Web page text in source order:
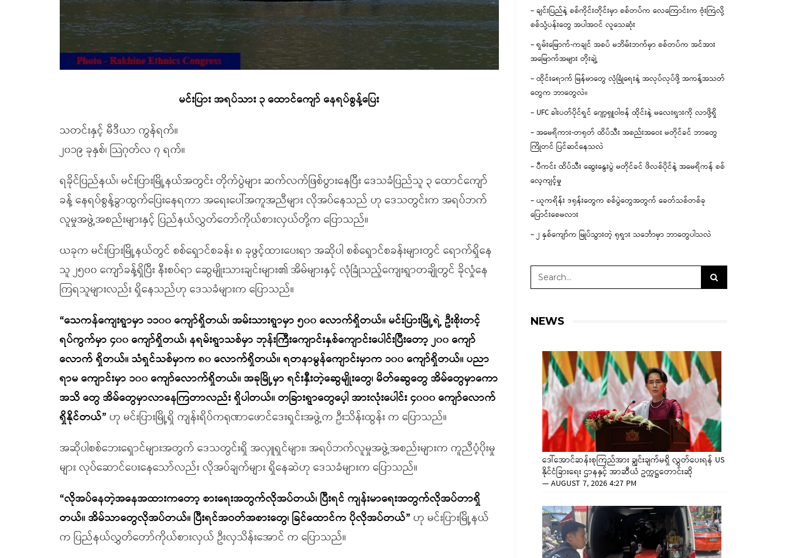
မင်းပြား အရပ်သား ၃ ထောင်ကျော် နေရပ်စွန့်ပြေး
သတင်းနှင့် မီဒီယာ ကွန်ရက်။
၂၀၁၉ ခုနှစ်၊ သြဂုတ်လ ၇ ရက်။
ရခိုင်ပြည်နယ်၊ မင်းပြားမြို့နယ်အတွင်း တိုက်ပွဲများ ဆက်လက်ဖြစ်ပွားနေပြီး ဒေသခံပြည်သူ ၃ ထောင်ကျော်
ခန့် နေရပ်စွန့်ခွာထွက်ပြေးနေရကာ အရေးပေါ်အကူအညီများ လိုအပ်နေသည် ဟု ဒေသတွင်းက အရပ်ဘက်
လူမှုအဖွဲ့အစည်းများနှင့် ပြည်နယ်လွှတ်တော်ကိုယ်စားလှယ်တို့က ပြောသည်။
ယခုက မင်းပြားမြို့နယ်တွင် စစ်ရှောင်စခန်း ၈ ခုဖွင့်ထားပေးရာ အဆိုပါ စစ်ရှောင်စခန်းများတွင် ရောက်ရှိနေ
သူ ၂၅၀၀ ကျော်ခန့်ရှိပြီး နီးစပ်ရာ ဆွေမျိုးသားချင်းများ၏ အိမ်များနှင့် လုံခြုံသည့်ကျေးရွာတချိုတွင် ခိုလှုံနေ
ကြရသူများလည်း ရှိနေသည်ဟု ဒေသခံများက ပြောသည်။
“သေကန်ကျေးရွာမှာ ၁၁၀၀ ကျော်ရှိတယ်၊ အမ်းသားရွာမှာ ၅၀၀ လောက်ရှိတယ်။ မင်းပြားမြို့ရဲ့ ဦးစိုးတင့်
ရပ်ကွက်မှာ ၄၀၀ ကျော်ရှိတယ်၊ နရမ်းရွာသစ်မှာ ဘုန်းကြီးကျောင်းနှစ်ကျောင်းပေါင်းပြီးတော့ ၂၀၀ ကျော်
လောက် ရှိတယ်။ သံရှင်သစ်မှာက ၈၀ လောက်ရှိတယ်။ ရတနာမွန်ကျောင်းမှာက ၁၀၀ ကျော်ရှိတယ်။ ပညာ
ရာမ ကျောင်းမှာ ၁၀၀ ကျော်လောက်ရှိတယ်။ အခုမြို့မှာ ရင်းနှီးတဲ့ဆွေမျိုးတွေ၊ မိတ်ဆွေတွေ အိမ်တွေမှာကော
အသိ တွေ အိမ်တွေမှာလာနေကြတာလည်း ရှိပါတယ်။ တခြားရွာတွေပေ့ါ အားလုံးပေါင်း ၄၀၀၀ ကျော်လောက်
ရှိနိုင်တယ်” ဟု မင်းပြားမြို့ရှိ ကျန်းရိပ်ကရုဏာဖောင်ဒေးရှင်းအဖွဲ့က ဦးသိန်းထွန်း က ပြောသည်။
အဆိုပါစစ်ဘေးရှောင်များအတွက် ဒေသတွင်းရှိ အလှူရှင်များ၊ အရပ်ဘက်လူမှုအဖွဲ့အစည်းများက ကူညီပံ့ပိုးမှု
များ လုပ်ဆောင်ပေးနေသော်လည်း လိုအပ်ချက်များ ရှိနေဆဲဟု ဒေသခံများက ပြောသည်။
“လိုအပ်နေတဲ့အနေအထားကတော့ စားရေးအတွက်လိုအပ်တယ်၊ ပြီးရင် ကျန်းမာရေးအတွက်လိုအပ်တာရှိ
တယ်။ အိမ်သာတွေလိုအပ်တယ်။ ပြီးရင်အဝတ်အစားတွေ၊ ခြင်ထောင်က ပိုလိုအပ်တယ်” ဟု မင်းပြားမြို့နယ်
က ပြည်နယ်လွှတ်တော်ကိုယ်စားလှယ် ဦးလှသိန်းအောင် က ပြောသည်။
– ချင်းပြည်နဲ့ စစ်ကိုင်းတိုင်းမှာ စစ်တပ်က လေကြောင်းက ဗုံးကြဲလို့
စစ်သုံ့ပန်းတွေ အပါအဝင် လူသေဆုံး
– ရှမ်းမြောက်-ကချင် အစပ် မဘိမ်းဘက်မှာ စစ်တပ်က အင်အား
အမြောက်အများ တိုးချဲ့
– ထိုင်းရောက် မြန်မာတွေ လုံခြုံရေးနဲ့ အလုပ်လုပ်ဖို့ အကန့်အသတ်
တွေက ဘာတွေလဲ။
– UFC ခါးပတ်ပိုင်ရှင် ဂျော့ရှူဝါဗန် ထိုင်းနဲ့ မလေးရှားကို လာဖို့ရှိ
– အမေရိကား-တရုတ် ထိပ်သီး အစည်းအဝေး မတိုင်ခင် ဘာတွေ
ကြိုတင် ပြင်ဆင်နေသလဲ
– ပီကင်း ထိပ်သီး ဆွေးနွေးပွဲ မတိုင်ခင် ဖိလစ်ပိုင်နဲ့ အမေရိကန် စစ်
လေ့ကျင့်မှု
– ယူကရိန်း ဒရုန်းတွေက စစ်ပွဲတွေအတွက် ခေတ်သစ်တစ်ခု
ပြောင်းစေမလား
– ၂ နှစ်ကျော်က မြုပ်သွားတဲ့ ရုရှား သင်္ဘောမှာ ဘာတွေပါသလဲ
NEWS
ဒေါ်အောင်ဆန်းစုကြည်အား ချွင်းချက်မရှိ လွှတ်ပေးရန် US
နိုင်ငံခြားရေး ဌာနနှင့် အာဆီယံ ဥက္ကဋ္ဌတောင်းဆို
—AUGUST 7, 2026 4:27 PM